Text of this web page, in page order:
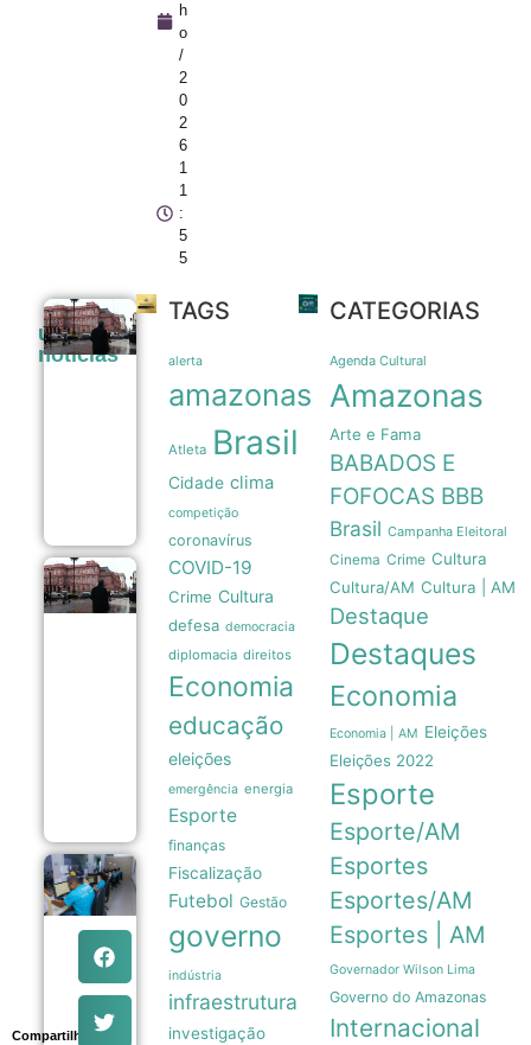
h
o
/
2
0
2
6
1
1
:
5
5
Compartilhe
últimas
noticias
Pressão
memória
forçam
Milei sobre
venda de
terras a
estrangeiros
06/08
Pressão
popular
memória
das
Malvinas
forçam
recuar
sobre
venda
de terras
06/08
Sexta-feira
em Manaus
tem 639
vagas de
emprego
abertas
pelo Sine
com
orientações
TAGS
alerta
amazonas
Atleta Brasil
Cidade clima
competição
coronavírus
COVID-19
Crime Cultura
defesa democracia
diplomacia direitos
Economia
educação
eleições
emergência energia
Esporte
finanças
Fiscalização
Futebol Gestão
governo
indústria
infraestrutura
investigação
CATEGORIAS
Agenda Cultural
Amazonas
Arte e Fama
BABADOS E
FOFOCAS BBB
Brasil Campanha Eleitoral
Cinema Crime Cultura
Cultura/AM Cultura | AM
Destaque
Destaques
Economia
Economia | AM
Eleições
Eleições 2022
Esporte
Esporte/AM
Esportes
Esportes/AM
Esportes | AM
Governador Wilson Lima
Governo do Amazonas
Internacional